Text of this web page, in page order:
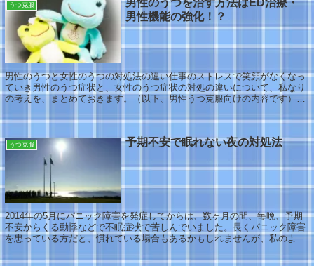
うつ克服
男性機能の強化！？
男性のうつと女性のうつの対処法の違い仕事のストレスで笑顔がなくなっ
ていき男性のうつ症状と、女性のうつ症状の対処の違いについて、私なり
の考えを、まとめておきます。（以下、男性うつ克服向けの内容です）ま
うつ克服 予期不安で眠れない夜の対処法
2014年の5月にパニック障害を発症してからは、数ヶ月の間、毎晩、予期
不安からくる動悸などで不眠症状で苦しんでいました。長くパニック障害
を患っている方だと、慣れている場合もあるかもしれませんが、私のよう